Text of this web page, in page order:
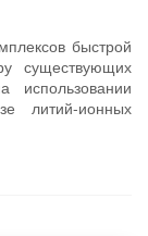
быстрой
существующих
использовании
литий-ионных